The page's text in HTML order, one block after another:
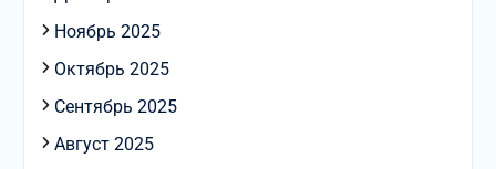
Ноябрь 2025
Октябрь 2025
Сентябрь 2025
Август 2025